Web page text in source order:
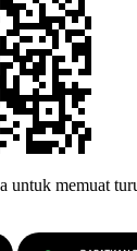
untuk memuat